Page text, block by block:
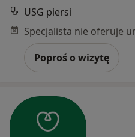
USG piersi
Poproś o wizytę